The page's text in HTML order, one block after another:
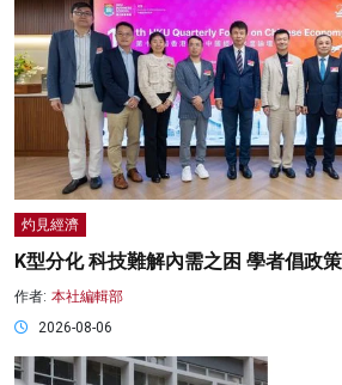
灼見經濟
K型分化 科技難解內需之困 學者倡政
作者: 本社編輯部
2026-08-06